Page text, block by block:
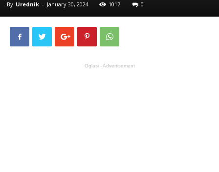
By Urednik - January 30, 2024 1017 0
Oglasi - Advertisement